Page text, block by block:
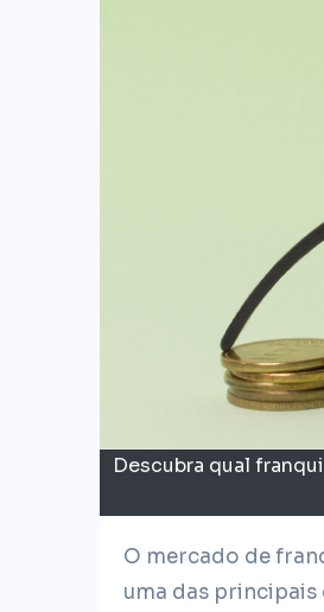
Descubra qual
O mercado de franquias no Brasil tem se expandido consideravelmente, consolidando-se como
uma das